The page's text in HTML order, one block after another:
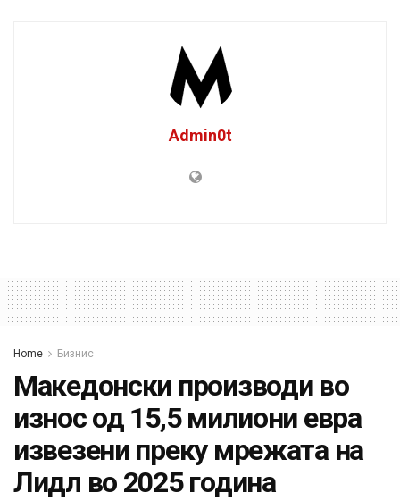
Admin0t
Home Бизнис
Македонски производи во
износ од 15,5 милиони евра
извезени преку мрежата на
Лидл во 2025 година